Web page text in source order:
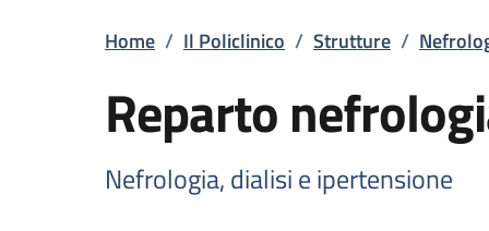
Briciole di pane
Home / Il Policlinico / Strutture /
Reparto
Nefrologia, dialisi e ipertensione